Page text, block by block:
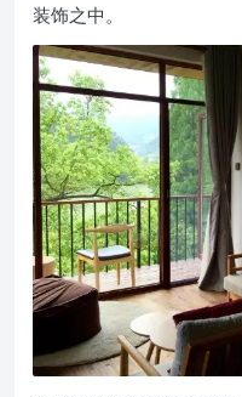
装饰之中。